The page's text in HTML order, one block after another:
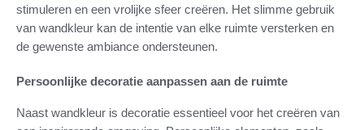
stimuleren en een vrolijke sfeer creëren. Het slimme gebruik
van wandkleur kan de intentie van elke ruimte versterken en
de gewenste ambiance ondersteunen.
Persoonlijke decoratie aanpassen aan de ruimte
Naast wandkleur is decoratie essentieel voor het creëren van